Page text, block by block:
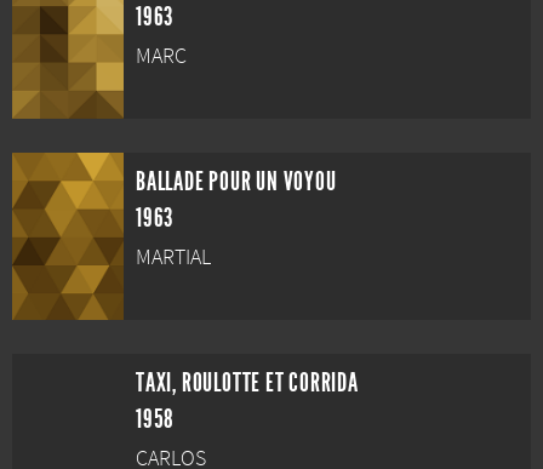
1963
MARC
BALLADE POUR UN VOYOU
1963
MARTIAL
TAXI, ROULOTTE ET CORRIDA
1958
CARLOS